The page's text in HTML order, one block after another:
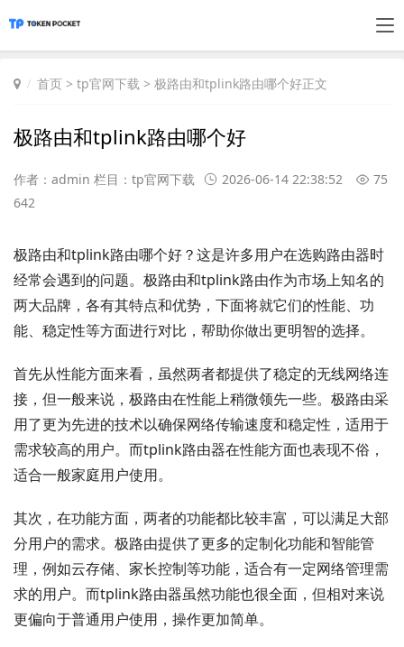
首页 > tp官网下载 > 极路由和tplink路由哪个好正文
极路由和tplink路由哪个好
作者：admin 栏目： tp官网下载 2026-06-14 22:38:52
75
642
极路由和tplink路由哪个好？这是许多用户在选购路由器时
经常会遇到的问题。极路由和tplink路由作为市场上知名的
两大品牌，各有其特点和优势，下面将就它们的性能、功
能、稳定性等方面进行对比，帮助你做出更明智的选择。
首先从性能方面来看，虽然两者都提供了稳定的无线网络连
接，但一般来说，极路由在性能上稍微领先一些。极路由采
用了更为先进的技术以确保网络传输速度和稳定性，适用于
需求较高的用户。而tplink路由器在性能方面也表现不俗，
适合一般家庭用户使用。
其次，在功能方面，两者的功能都比较丰富，可以满足大部
分用户的需求。极路由提供了更多的定制化功能和智能管
理，例如云存储、家长控制等功能，适合有一定网络管理需
求的用户。而tplink路由器虽然功能也很全面，但相对来说
更偏向于普通用户使用，操作更加简单。